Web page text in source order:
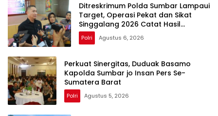
Ditreskrimum Polda Sumbar Lampaui
Target, Operasi Pekat dan Sikat
Singgalang 2026 Catat Hasil
Maksimal
Polri Agustus 6, 2026
Perkuat Sinergitas, Duduak Basamo
Kapolda Sumbar jo Insan Pers Se-
Sumatera Barat
Polri Agustus 5, 2026